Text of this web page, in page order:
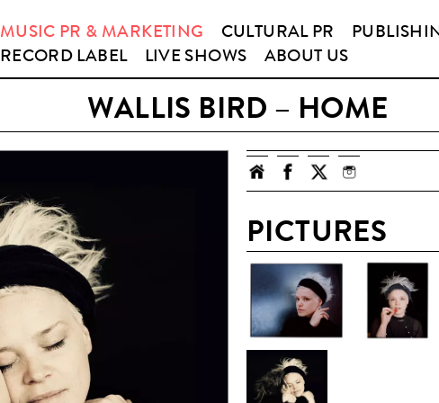
MUSIC PR & MARKETING CULTURAL PR
RECORD LABEL
LIVE SHOWS ABOUT US
WALLIS BIRD – HOME
PICTURES